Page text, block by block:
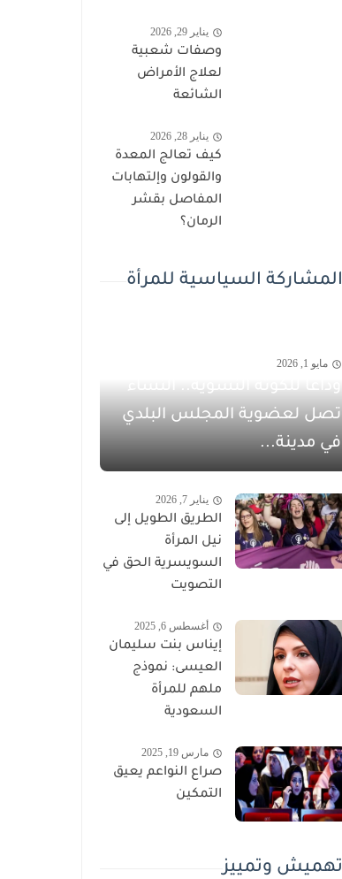
يناير 29, 2026
وصفات شعبية
لعلاج الأمراض
الشائعة
يناير 28, 2026
كيف تعالج المعدة
والقولون وإلتهابات
المفاصل بقشر
الرمان؟
المشاركة السياسية للمرأة
مايو 1, 2026
وداعاً للكوتة النسوية.. النساء
تصل لعضوية المجلس البلدي
في مدينة...
يناير 7, 2026
الطريق الطويل إلى
نيل المرأة
السويسرية الحق في
التصويت
أغسطس 6, 2025
إيناس بنت سليمان
العيسى: نموذج
ملهم للمرأة
السعودية
مارس 19, 2025
صراع النواعم يعيق
التمكين
تهميش وتمييز